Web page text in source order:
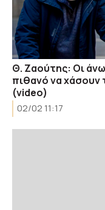
Θ. Ζαούτης: Οι
πιθανό να
(video)
02/02 11:17